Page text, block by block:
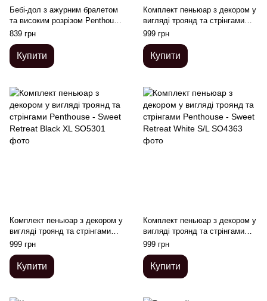
Бебі-дол з ажурним бралетом
та високим розрізом Penthouse
- Sweet Beast Rose S/M
839 грн
Купити
Комплект пеньюар з декором у
вигляді троянд та стрінгами
Penthouse - Sweet Retreat
Black S/L
999 грн
Купити
Комплект пеньюар з декором у
вигляді троянд та стрінгами
Penthouse - Sweet Retreat
Black XL
999 грн
Купити
Комплект пеньюар з декором у
вигляді троянд та стрінгами
Penthouse - Sweet Retreat
White S/L
999 грн
Купити